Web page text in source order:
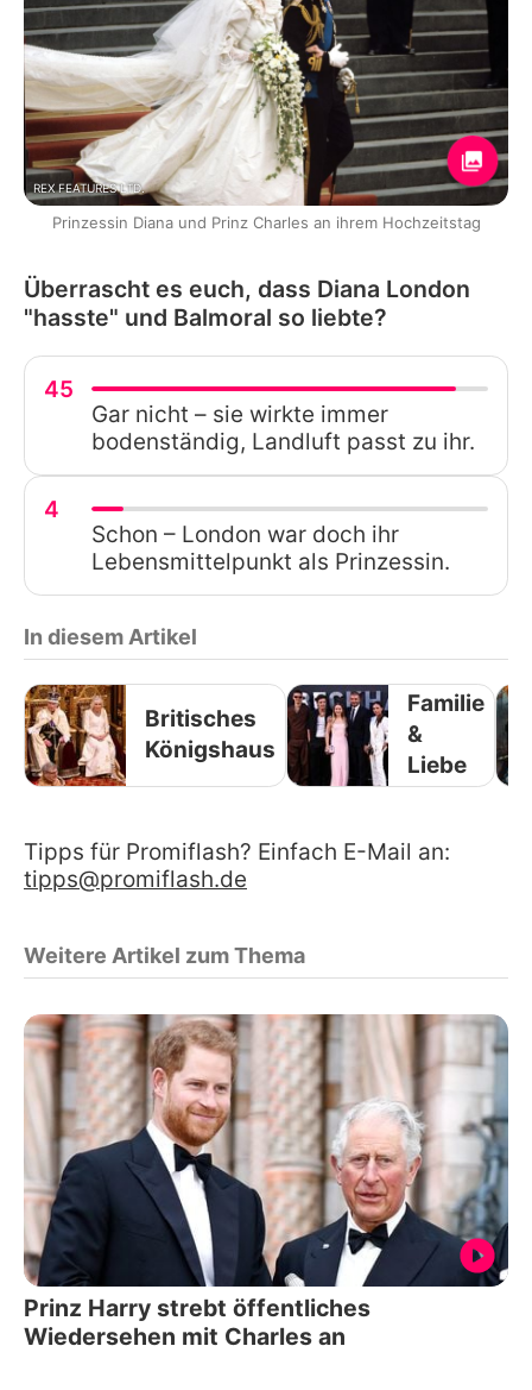
REX FEATURES LTD.
Prinzessin Diana und Prinz Charles an ihrem Hochzeitstag
Überrascht es euch, dass Diana London
"hasste" und Balmoral so liebte?
45
Gar nicht – sie wirkte immer
bodenständig, Landluft passt zu ihr.
4
Schon – London war doch ihr
Lebensmittelpunkt als Prinzessin.
In diesem Artikel
Britisches
Königshaus
Familie
&
Liebe
Tipps für Promiflash? Einfach E-Mail an:
tipps@promiflash.de
Weitere Artikel zum Thema
Prinz Harry strebt öffentliches
Wiedersehen mit Charles an